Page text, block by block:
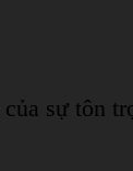
sự tôn